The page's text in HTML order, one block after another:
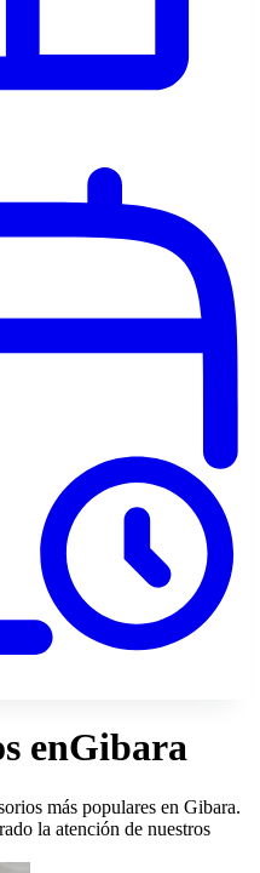
enGibara
más populares en Gibara.
la atención de nuestros